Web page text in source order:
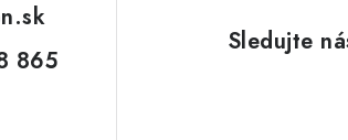
865